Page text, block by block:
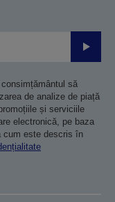
să
de analize de piață
și serviciile
electronică, pe baza
cum este descris în